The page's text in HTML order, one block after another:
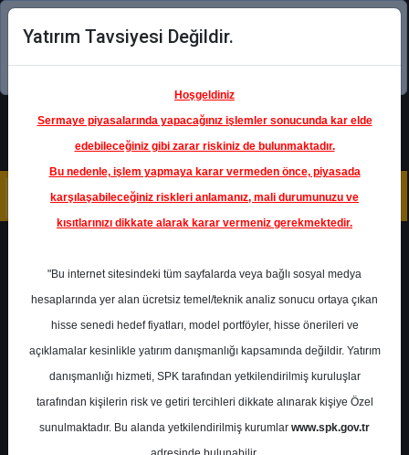
Şimdi uygulamayı indirin!
AKSEN- AKSA ENERJİ ÜRETİM
A.Ş.
Hedef Fiyat 108.00 ₺
Getiri
%0.00
Yatırım Tavsiyesi Değildir.
Hoşgeldiniz
Sermaye piyasalarında yapacağınız işlemler sonucunda kar elde
edebileceğiniz gibi zarar riskiniz de bulunmaktadır.
Bu nedenle, işlem yapmaya karar vermeden önce, piyasada
karşılaşabileceğiniz riskleri anlamanız, mali durumunuzu ve
kısıtlarınızı dikkate alarak karar vermeniz gerekmektedir.
"Bu internet sitesindeki tüm sayfalarda veya bağlı sosyal medya
hesaplarında yer alan ücretsiz temel/teknik analiz sonucu ortaya çıkan
hisse senedi hedef fiyatları, model portföyler, hisse önerileri ve
açıklamalar kesinlikle yatırım danışmanlığı kapsamında değildir. Yatırım
danışmanlığı hizmeti, SPK tarafından yetkilendirilmiş kuruluşlar
tarafından kişilerin risk ve getiri tercihleri dikkate alınarak kişiye Özel
sunulmaktadır. Bu alanda yetkilendirilmiş kurumlar www.spk.gov.tr